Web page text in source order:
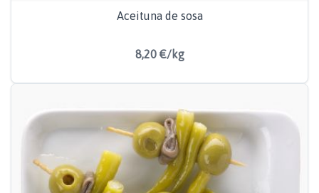
Aceituna de sosa
8,20 €/kg